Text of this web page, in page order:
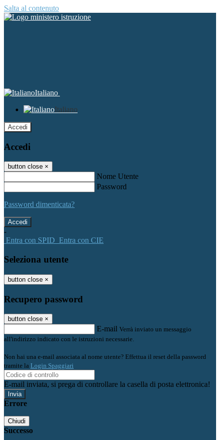
Salta al contenuto
Italiano
Italiano
Accedi
Accedi
button close ×
Nome Utente
Password
Password dimenticata?
-
Entra con SPID Entra con CIE
Seleziona utente
button close ×
Recupero password
button close ×
E-mail Verrà inviato un messaggio
all'indirizzo indicato con le istruzioni necessarie.
Non hai una e-mail associata al nome utente? Effettua il reset della password
tramite la Login Spaggiari
E-mail inviata, si prega di controllare la casella di posta elettronica!
Errore
Chiudi
Successo